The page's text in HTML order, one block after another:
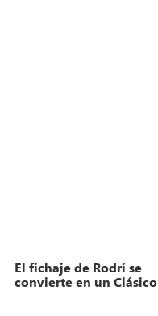
El fichaje de Rodri se
convierte en un Clásico